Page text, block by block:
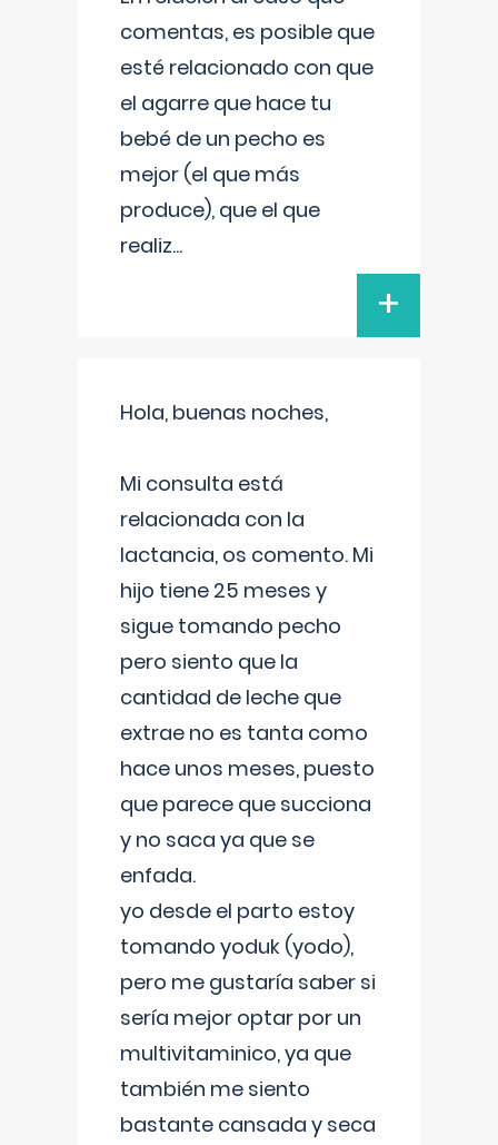
comentas, es posible que
esté relacionado con que
el agarre que hace tu
bebé de un pecho es
mejor (el que más
produce), que el que
realiz...
+
Hola, buenas noches,
Mi consulta está
relacionada con la
lactancia, os comento. Mi
hijo tiene 25 meses y
sigue tomando pecho
pero siento que la
cantidad de leche que
extrae no es tanta como
hace unos meses, puesto
que parece que succiona
y no saca ya que se
enfada.
yo desde el parto estoy
tomando yoduk (yodo),
pero me gustaría saber si
sería mejor optar por un
multivitaminico, ya que
también me siento
bastante cansada y seca